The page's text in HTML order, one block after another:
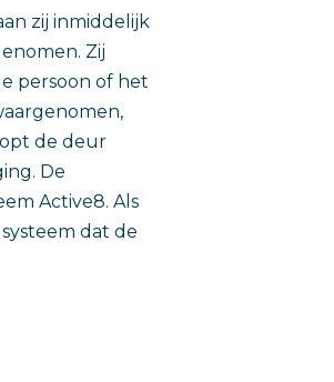
zij inmiddelijk
Zij
persoon of het
de deur
De
Active8. Als
dat de